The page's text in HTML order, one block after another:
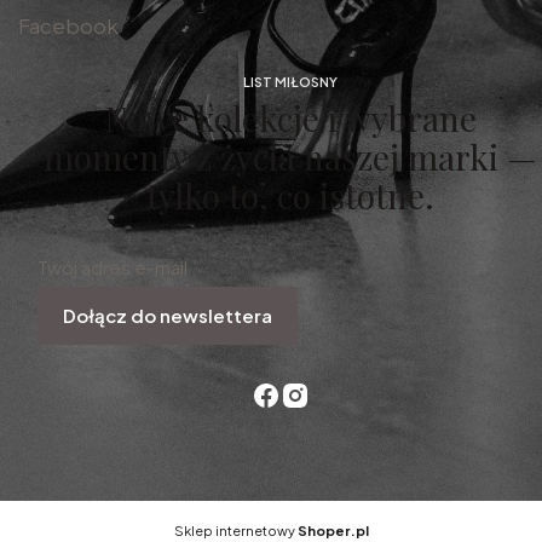
Facebook
LIST MIŁOSNY
Nowe kolekcje i wybrane
momenty z życia naszej marki —
tylko to, co istotne.
Twój adres e-mail
Dołącz do newslettera
Sklep internetowy Shoper.pl